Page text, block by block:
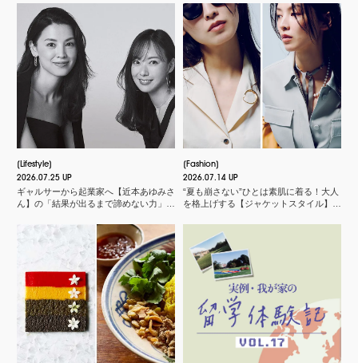
Lifestyle
2026.07.25 UP
ギャルサーから起業家へ【近本あゆみさ
ん】の「結果が出るまで諦めない力」と
Fashion
2026.07.14 UP
“夏も崩さない”ひとは素肌に着る！大人
を格上げする【ジャケットスタイル】厳